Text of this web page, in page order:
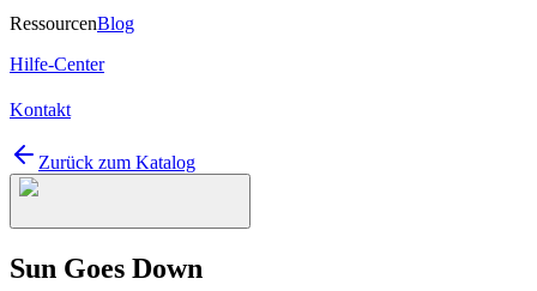
RessourcenBlog
Hilfe-Center
Kontakt
Zurück zum Katalog
Sun Goes Down